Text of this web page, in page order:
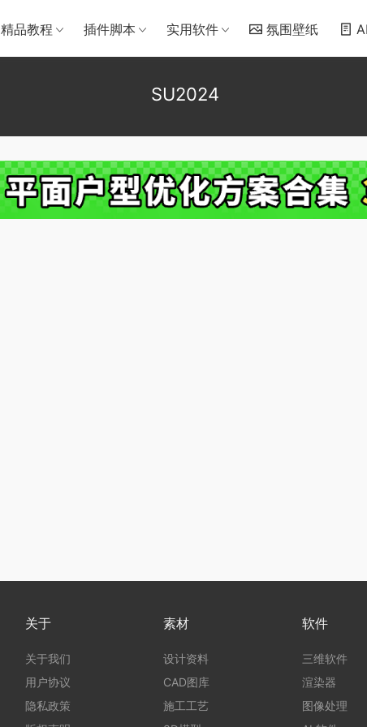
精品教程 插件脚本 实用软件 氛围壁纸
SU2024
关于
关于我们
用户协议
隐私政策
素材
设计资料
CAD图库
施工工艺
软件
三维软件
渲染器
图像处理